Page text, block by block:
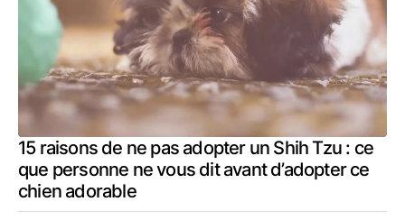
15 raisons de ne pas adopter un Shih Tzu : ce
que personne ne vous dit avant d’adopter ce
chien adorable